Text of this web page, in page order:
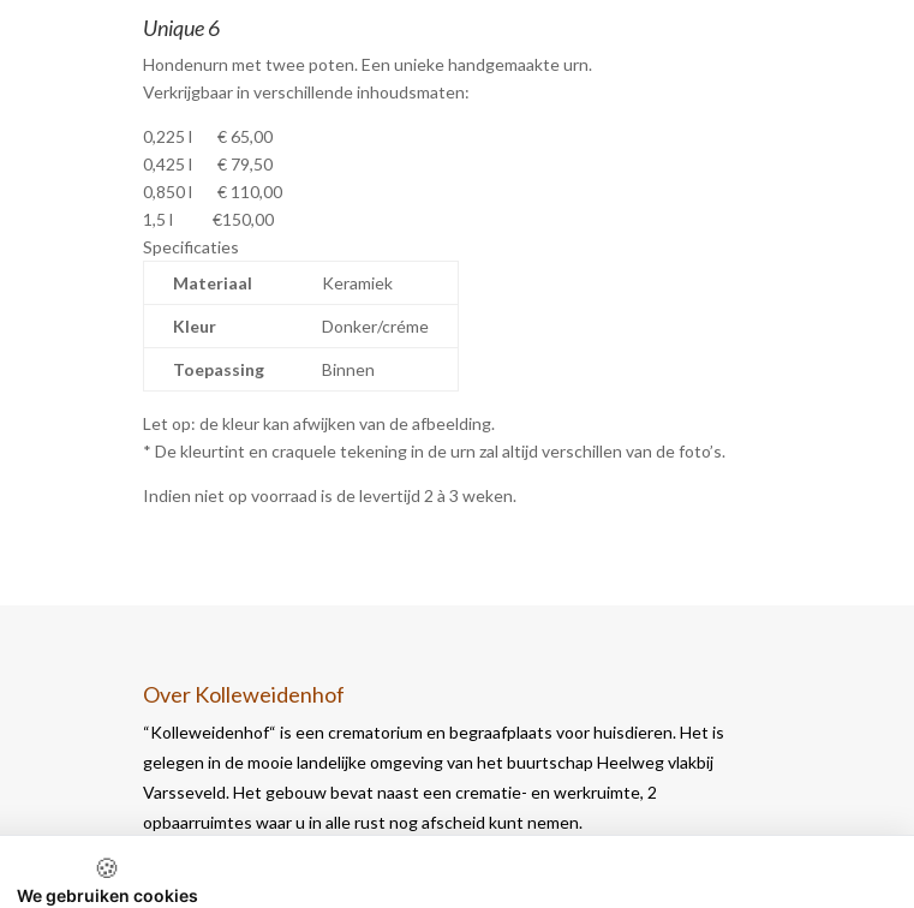
Unique 6
Hondenurn met twee poten. Een unieke handgemaakte urn.
Verkrijgbaar in verschillende inhoudsmaten:
0,225 l € 65,00
0,425 l € 79,50
0,850 l € 110,00
1,5 l €150,00
Specificaties
Materiaal
Keramiek
Kleur Donker/créme
Toepassing Binnen
Let op: de kleur kan afwijken van de afbeelding.
* De kleurtint en craquele tekening in de urn zal altijd verschillen van de foto’s.
Indien niet op voorraad is de levertijd 2 à 3 weken.
Over Kolleweidenhof
“Kolleweidenhof“ is een crematorium en begraafplaats voor huisdieren. Het is
gelegen in de mooie landelijke omgeving van het buurtschap Heelweg vlakbij
Varsseveld. Het gebouw bevat naast een crematie- en werkruimte, 2
opbaarruimtes waar u in alle rust nog afscheid kunt nemen.
🍪
We gebruiken cookies